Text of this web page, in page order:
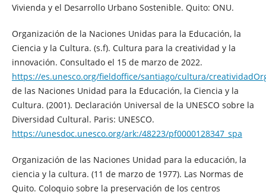
Vivienda y el Desarrollo Urbano Sostenible. Quito: ONU.
Organización de la Naciones Unidas para la Educación, la
Ciencia y la Cultura. (s.f). Cultura para la creatividad y la
innovación. Consultado el 15 de marzo de 2022.
https://es.unesco.org/fieldoffice/santiago/cultura/
de las Naciones Unidad para la Educación, la Ciencia y la
Cultura. (2001). Declaración Universal de la UNESCO sobre la
Diversidad Cultural. Paris: UNESCO.
https://unesdoc.unesco.org/ark:/48223/pf0000128347_spa
Organización de las Naciones Unidad para la educación, la
ciencia y la cultura. (11 de marzo de 1977). Las Normas de
Quito. Coloquio sobre la preservación de los centros